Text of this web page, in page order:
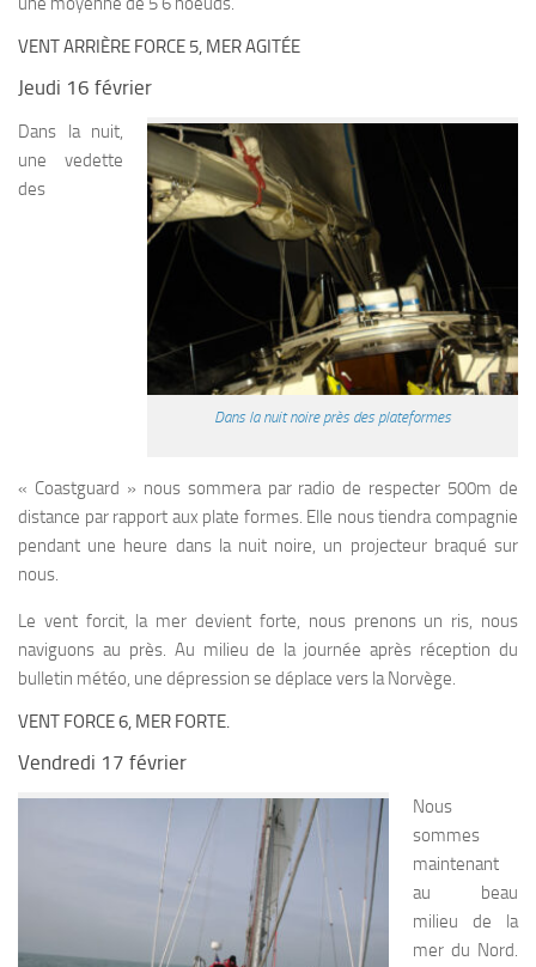
VENT ARRIÈRE FORCE 5, MER AGITÉE
Jeudi 16 février
Dans la nuit noire près des plateformes
Dans la nuit,
une vedette
des
« Coastguard » nous sommera par radio de respecter 500m de
distance par rapport aux plate formes. Elle nous tiendra compagnie
pendant une heure dans la nuit noire, un projecteur braqué sur
nous.
Le vent forcit, la mer devient forte, nous prenons un ris, nous
naviguons au près. Au milieu de la journée après réception du
bulletin météo, une dépression se déplace vers la Norvège.
VENT FORCE 6, MER FORTE.
Vendredi 17 février
Nous
sommes
maintenant
au beau
milieu de la
mer du Nord.